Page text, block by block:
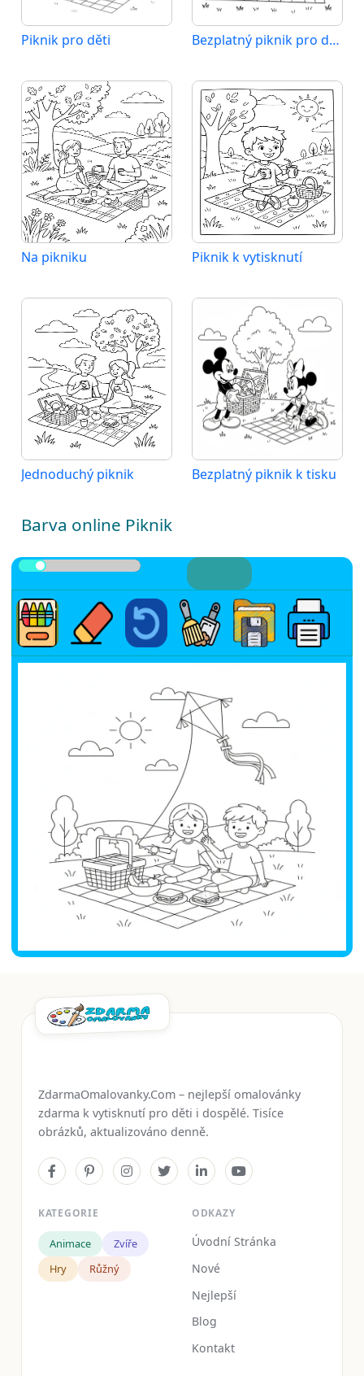
Piknik pro děti Bezplatný piknik pro děti
Na pikniku Piknik k vytisknutí
Jednoduchý piknik Bezplatný piknik k tisku
Barva online Piknik
ZdarmaOmalovanky.Com – nejlepší omalovánky
zdarma k vytisknutí pro děti i dospělé. Tisíce
obrázků, aktualizováno denně.
KATEGORIE
Animace
Zvíře
Hry
Růžný
ODKAZY
Úvodní Stránka
Nové
Nejlepší
Blog
Kontakt